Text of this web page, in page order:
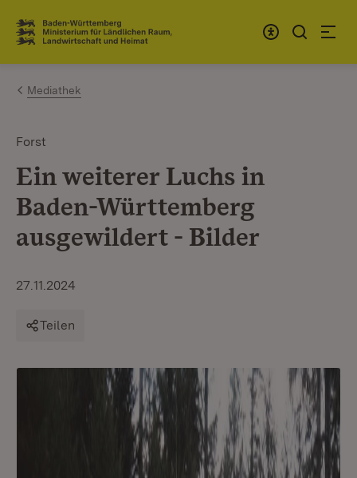
Zum Inhalt springen
Link zur Startseite
Mediathek
Forst
Ein weiterer Luchs in
Baden-Württemberg
ausgewildert - Bilder
27.11.2024
Teilen